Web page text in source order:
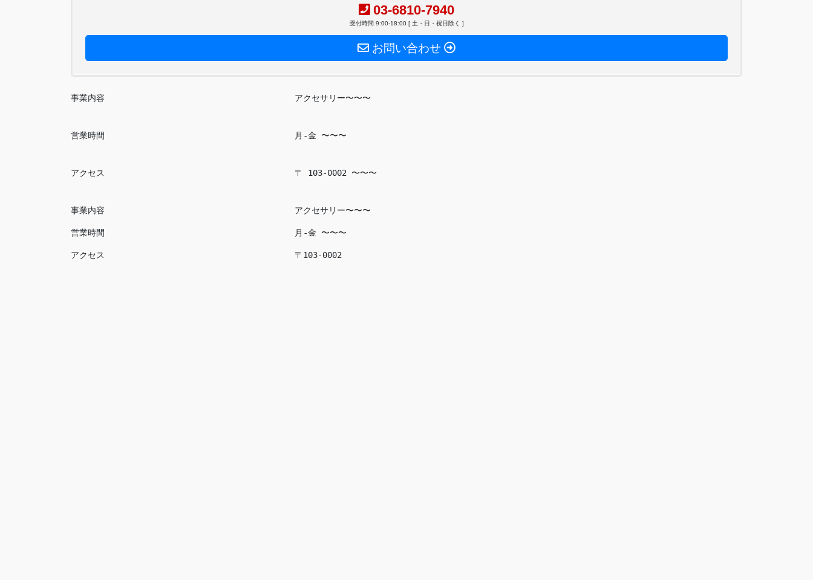
03-6810-7940
受付時間 9:00-18:00 [ 土・日・祝日除く ]
お問い合わせ
事業内容 アクセサリー〜〜〜
営業時間 月-金 〜〜〜
アクセス 〒 103-0002 〜〜〜
事業内容 アクセサリー〜〜〜
営業時間 月-金 〜〜〜
アクセス 〒103-0002